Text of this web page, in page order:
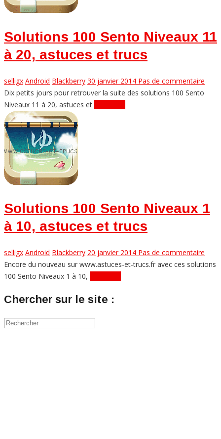
Solutions 100 Sento Niveaux 11
à 20, astuces et trucs
selligx Android Blackberry 30 janvier 2014 Pas de commentaire
Dix petits jours pour retrouver la suite des solutions 100 Sento
Niveaux 11 à 20, astuces et
Solutions 100 Sento Niveaux 1
à 10, astuces et trucs
selligx Android Blackberry 20 janvier 2014 Pas de commentaire
Encore du nouveau sur www.astuces-et-trucs.fr avec ces solutions
100 Sento Niveaux 1 à 10,
Chercher sur le site :